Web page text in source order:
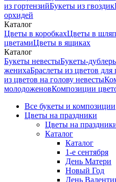
из гортензийБукеты из гвоздик
орхидей
Каталог
Цветы в коробкахЦветы в
цветамиЦветы в ящиках
Каталог
Букеты невестыБукеты-
женихаБраслеты из цветов
из цветов на голову невесты
молодоженовКомпозиции
Все букеты и композиции
Цветы на праздники
Цветы на
Каталог
Каталог
1-е сентября
День Матери
Новый Год
День